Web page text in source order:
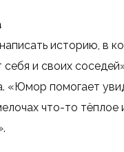
историю, в
себя и своих
«Юмор помогает
что-то тёплое